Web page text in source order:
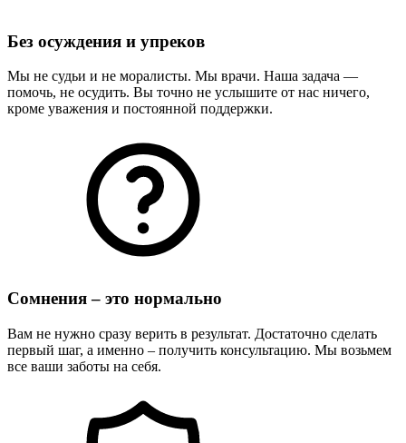
Без осуждения и упреков
Мы не судьи и не моралисты. Мы врачи. Наша задача —
помочь, не осудить. Вы точно не услышите от нас ничего,
кроме уважения и постоянной поддержки.
Сомнения – это нормально
Вам не нужно сразу верить в результат. Достаточно сделать
первый шаг, а именно – получить консультацию. Мы возьмем
все ваши заботы на себя.